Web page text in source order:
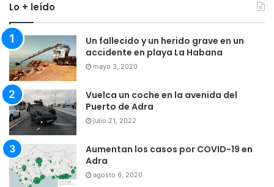
Lo + leído
Un fallecido y un herido grave en un
accidente en playa La Habana
mayo 3, 2020
Vuelca un coche en la avenida del
Puerto de Adra
julio 21, 2022
Aumentan los casos por COVID-19 en
Adra
agosto 6, 2020